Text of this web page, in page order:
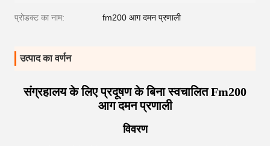
प्रोडक्ट का नाम: fm200 आग दमन प्रणाली
उत्पाद का वर्णन
संग्रहालय के लिए प्रदूषण के बिना स्वचालित Fm200
आग दमन प्रणाली
विवरण